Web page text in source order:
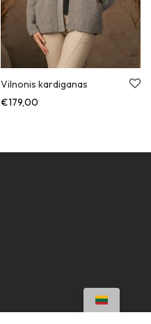
Vilnonis kardiganas
€179,00